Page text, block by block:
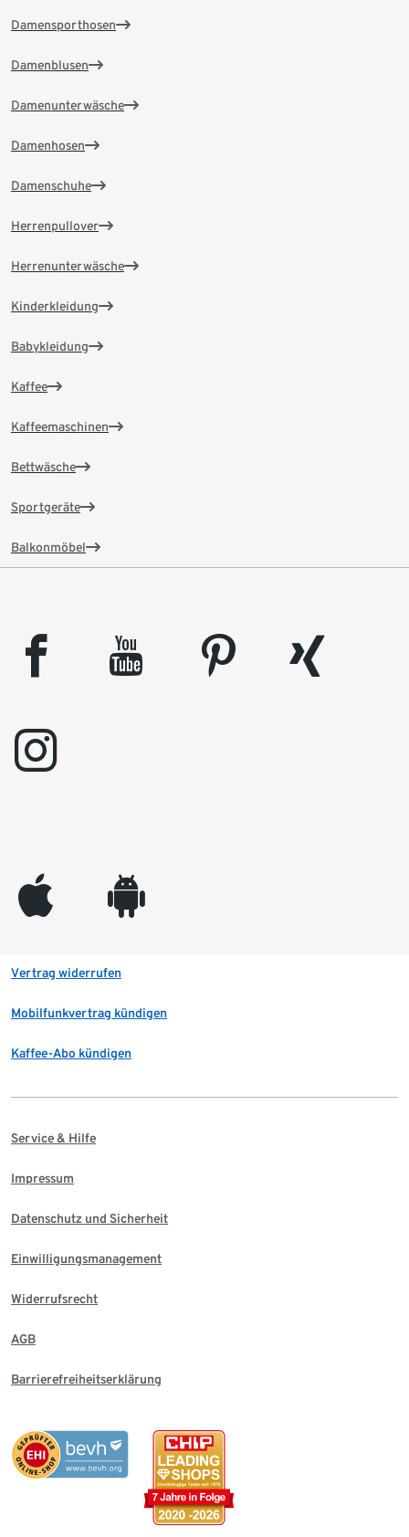
Damensporthosen
Damenblusen
Damenunterwäsche
Damenhosen
Damenschuhe
Herrenpullover
Herrenunterwäsche
Kinderkleidung
Babykleidung
Kaffee
Kaffeemaschinen
Bettwäsche
Sportgeräte
Balkonmöbel
facebook youtube pinterest
xing
instagram
appleinc android
Vertrag widerrufen
Mobilfunkvertrag kündigen
Kaffee-Abo kündigen
Service & Hilfe
Impressum
Datenschutz und Sicherheit
Einwilligungsmanagement
Widerrufsrecht
AGB
Barrierefreiheitserklärung